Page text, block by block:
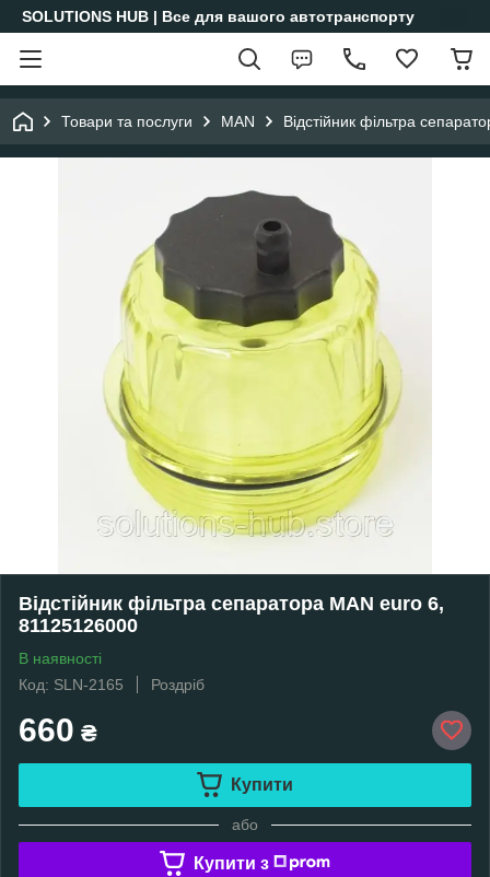
SOLUTIONS HUB | Все для вашого автотранспорту
Товари та послуги MAN Відстійник фільтра
Відстійник фільтра сепаратора MAN euro 6,
81125126000
В наявності
Код: SLN-2165
Роздріб
660 ₴
Купити
або
Купити з